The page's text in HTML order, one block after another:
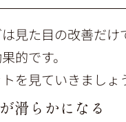
見た目の改善だけ
的です。
を見ていきましょ
滑らかになる